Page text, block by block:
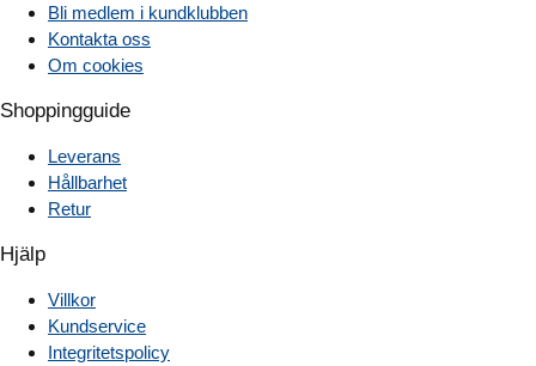
Bli medlem i kundklubben
Kontakta oss
Om cookies
Shoppingguide
Leverans
Hållbarhet
Retur
Hjälp
Villkor
Kundservice
Integritetspolicy